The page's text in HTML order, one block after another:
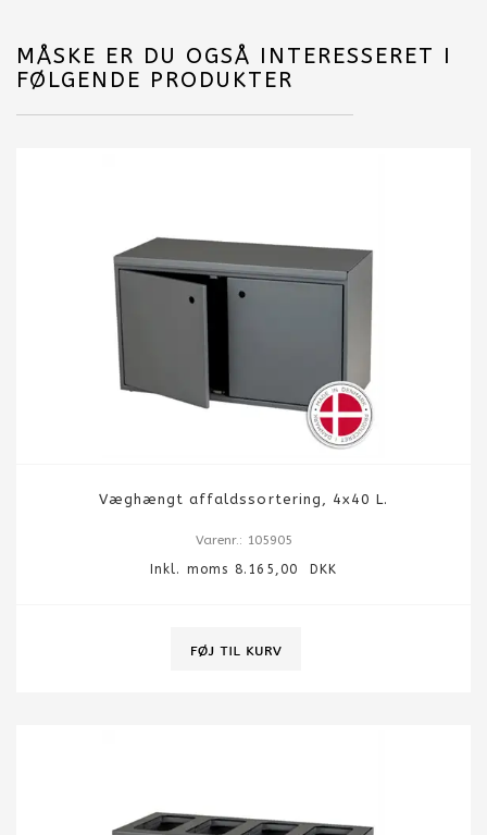
MÅSKE ER DU OGSÅ INTERESSERET I
FØLGENDE PRODUKTER
Væghængt affaldssortering, 4x40 L.
Varenr.: 105905
Inkl. moms 8.165,00 DKK